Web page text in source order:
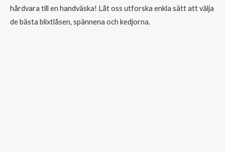
hårdvara till en handväska! Låt oss utforska enkla sätt att välja
de bästa blixtlåsen, spännena och kedjorna.